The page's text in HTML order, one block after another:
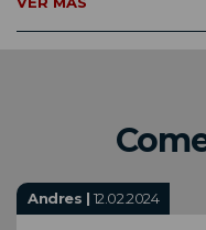
Andres | 12.02.2024